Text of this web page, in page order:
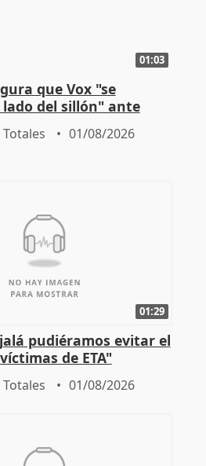
01:03
que Vox "se
del sillón" ante
la oposición
01/08/2026
01:29
pudiéramos evitar el
de ETA"
01/08/2026